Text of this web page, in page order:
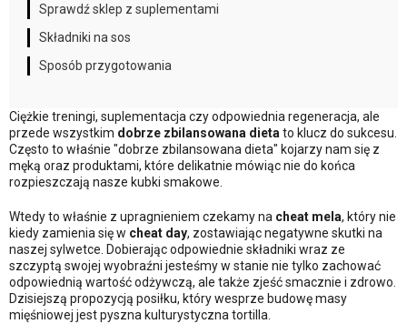
Sprawdź sklep z suplementami
Składniki na sos
Sposób przygotowania
Ciężkie treningi, suplementacja czy odpowiednia regeneracja, ale
przede wszystkim dobrze zbilansowana dieta to klucz do sukcesu.
Często to właśnie "dobrze zbilansowana dieta" kojarzy nam się z
męką oraz produktami, które delikatnie mówiąc nie do końca
rozpieszczają nasze kubki smakowe.
Wtedy to właśnie z upragnieniem czekamy na cheat mela, który nie
kiedy zamienia się w cheat day, zostawiając negatywne skutki na
naszej sylwetce. Dobierając odpowiednie składniki wraz ze
szczyptą swojej wyobraźni jesteśmy w stanie nie tylko zachować
odpowiednią wartość odżywczą, ale także zjeść smacznie i zdrowo.
Dzisiejszą propozycją posiłku, który wesprze budowę masy
mięśniowej jest pyszna kulturystyczna tortilla.